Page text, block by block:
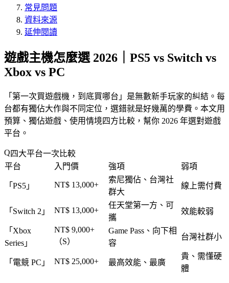
常見問題
資料來源
延伸閱讀
遊戲主機怎麼選 2026｜PS5 vs Switch vs
Xbox vs PC
「 第一次買遊戲機，到底買哪台 」是無數新手玩家的糾結。每
台都有獨佔大作與不同定位，選錯就是好幾萬的學費。本文用
預算、獨佔遊戲、使用情境四方比較，幫你 2026 年選對遊戲
平台。
四大平台一次比較
平台
入門價 強項 弱項
「 PS5 」 NT$ 13,000+
索尼獨佔、台灣社
群大
線上需付費
「 Switch 2 」 NT$ 13,000+
任天堂第一方、可
攜
效能較弱
「 Xbox
Series 」
NT$ 9,000+
（S）
Game Pass、向下相
容
台灣社群小
「 電競 PC 」 NT$ 25,000+ 最高效能、最廣
貴、需懂硬
體